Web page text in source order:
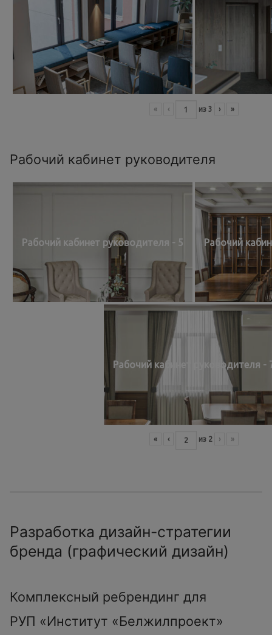
« ‹ из 3 › »
Рабочий кабинет руководителя
Рабочий кабинет руководителя - 5 Рабочий
Рабочий кабинет руководителя -
« ‹ из 2 › »
Разработка дизайн-стратегии
бренда (графический дизайн)
Комплексный ребрендинг для
РУП «Институт «Белжилпроект»